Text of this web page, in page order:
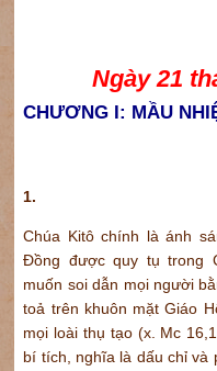
Ngày 21
CHƯƠNG I: MẦU
1.
Chúa Kitô chính là ánh
Đồng được quy tụ trong
muốn soi dẫn mọi người
toả trên khuôn mặt Giáo
mọi loài thụ tạo (x. Mc
bí tích, nghĩa là dấu chỉ và